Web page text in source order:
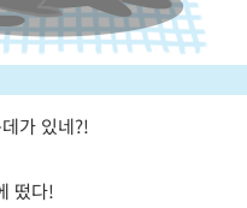
가 있네?!
떴다!